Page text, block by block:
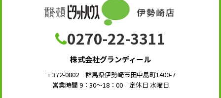
0270-22-3311
株式会社グランディール
〒372-0802 群馬県伊勢崎市田中島町1400-7
営業時間 9：30～18：00 定休日 水曜日